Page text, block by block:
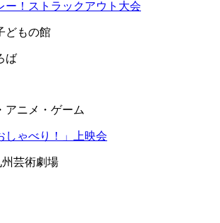
ー！ストラックアウト大会
どもの館
ば
アニメ・ゲーム
しゃべり！」上映会
芸術劇場